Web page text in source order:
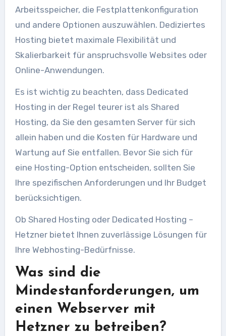
Arbeitsspeicher, die Festplattenkonfiguration
und andere Optionen auszuwählen. Dediziertes
Hosting bietet maximale Flexibilität und
Skalierbarkeit für anspruchsvolle Websites oder
Online-Anwendungen.
Es ist wichtig zu beachten, dass Dedicated
Hosting in der Regel teurer ist als Shared
Hosting, da Sie den gesamten Server für sich
allein haben und die Kosten für Hardware und
Wartung auf Sie entfallen. Bevor Sie sich für
eine Hosting-Option entscheiden, sollten Sie
Ihre spezifischen Anforderungen und Ihr Budget
berücksichtigen.
Ob Shared Hosting oder Dedicated Hosting –
Hetzner bietet Ihnen zuverlässige Lösungen für
Ihre Webhosting-Bedürfnisse.
Was sind die
Mindestanforderungen, um
einen Webserver mit
Hetzner zu betreiben?